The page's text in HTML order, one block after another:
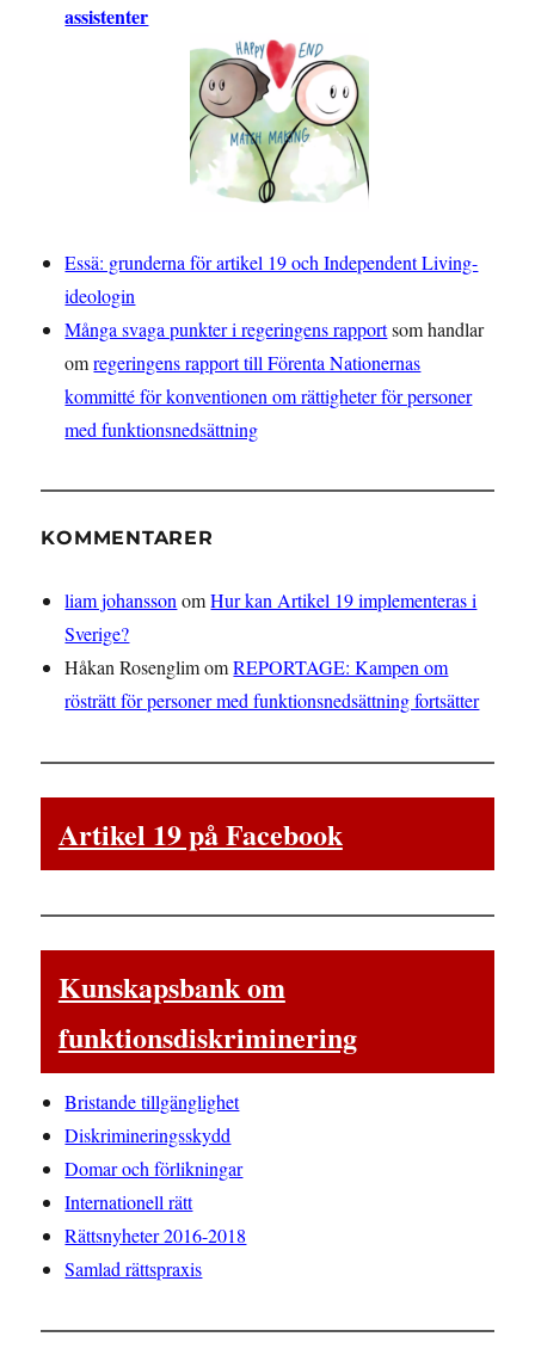
assistenter
Essä: grunderna för artikel 19 och Independent Living-
ideologin
Många svaga punkter i regeringens rapportsom handlar
omregeringens rapport till Förenta Nationernas
kommitté för konventionen om rättigheter för personer
med funktionsnedsättning
KOMMENTARER
liam johanssonomHur kan Artikel 19 implementeras i
Sverige?
Håkan RosenglimomREPORTAGE: Kampen om
rösträtt för personer med funktionsnedsättning fortsätter
Artikel 19 på Facebook
Kunskapsbank om
funktionsdiskriminering
Bristande tillgänglighet
Diskrimineringsskydd
Domar och förlikningar
Internationell rätt
Rättsnyheter 2016-2018
Samlad rättspraxis